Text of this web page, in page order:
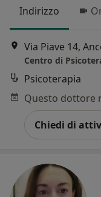
Indirizzo
Via Piave 14,
Centro di
Psicoterapia
Chiedi di